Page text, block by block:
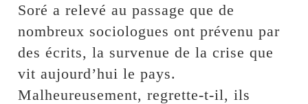
Soré a relevé au passage que de
nombreux sociologues ont prévenu par
des écrits, la survenue de la crise que
vit aujourd’hui le pays.
Malheureusement, regrette-t-il, ils